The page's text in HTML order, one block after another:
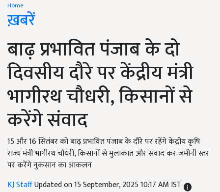
Home
ख़बरें
बाढ़ प्रभावित पंजाब के दो
दिवसीय दौरे पर केंद्रीय मंत्री
भागीरथ चौधरी, किसानों से
करेंगे संवाद
15 और 16 सितंबर को बाढ़ प्रभावित पंजाब के दौरे पर रहेंगे केंद्रीय कृषि
राज्य मंत्री भागीरथ चौधरी, किसानों से मुलाकात और संवाद कर जमीनी स्तर
पर करेंगे नुकसान का आकलन
KJ StaffUpdated on 15 September, 2025 10:17 AM IST